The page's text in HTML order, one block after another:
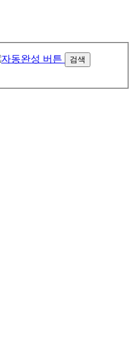
검색